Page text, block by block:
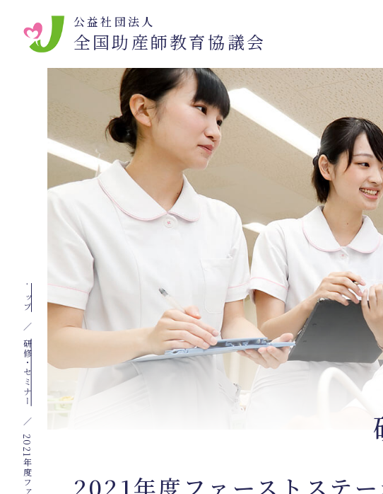
公益社団法人
全国助産師教育協議会
トップ
研修・セミナー
2021年度ファーストステ